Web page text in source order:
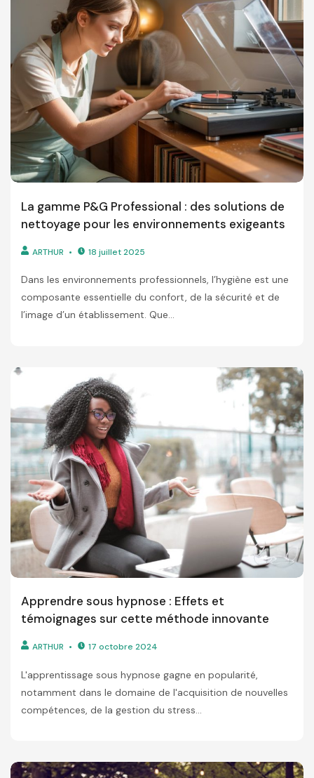
La gamme P&G Professional : des solutions de
nettoyage pour les environnements exigeants
ARTHUR 18 juillet 2025
Dans les environnements professionnels, l’hygiène est une
composante essentielle du confort, de la sécurité et de
l’image d’un établissement. Que...
Apprendre sous hypnose : Effets et
témoignages sur cette méthode innovante
ARTHUR 17 octobre 2024
L'apprentissage sous hypnose gagne en popularité,
notamment dans le domaine de l'acquisition de nouvelles
compétences, de la gestion du stress...